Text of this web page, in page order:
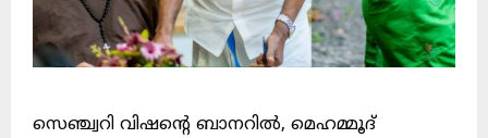
സെഞ്ച്വറി വിഷൻ്റെ ബാനറിൽ, മെഹമ്മൂദ്